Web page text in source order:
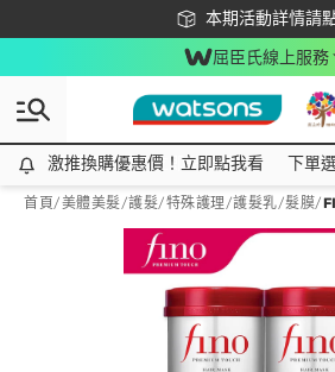
本期活動詳情請
下載app最高回饋
屈臣氏線上服務
激推換購優惠價！立即點我看
激推換購優惠價！立即點我看 下單
首頁/美體美髮/護髮/特殊護理/護髮乳/髮膜/